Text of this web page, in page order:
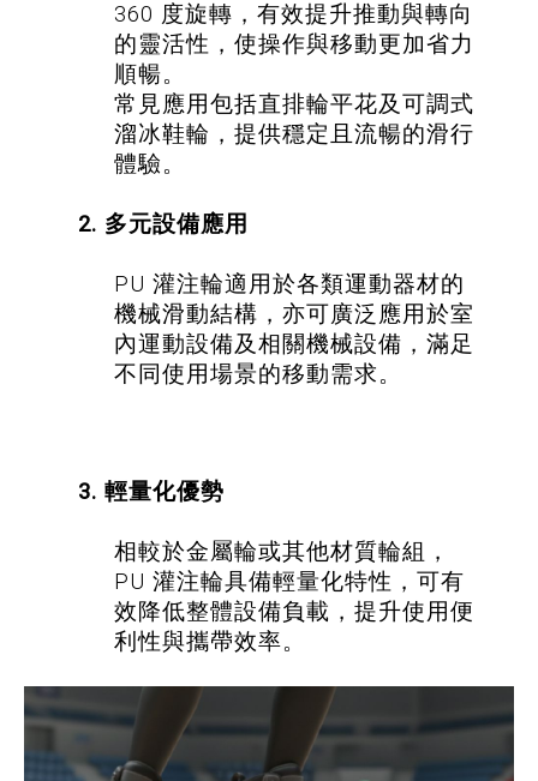
360 度旋轉，有效提升推動與轉向
的靈活性，使操作與移動更加省力
順暢。
常見應用包括直排輪平花及可調式
溜冰鞋輪，提供穩定且流暢的滑行
體驗。
2. 多元設備應用
PU 灌注輪適用於各類運動器材的
機械滑動結構，亦可廣泛應用於室
內運動設備及相關機械設備，滿足
不同使用場景的移動需求。
3. 輕量化優勢
相較於金屬輪或其他材質輪組，
PU 灌注輪具備輕量化特性，可有
效降低整體設備負載，提升使用便
利性與攜帶效率。